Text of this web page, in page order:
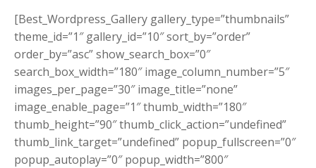
[Best_Wordpress_Gallery gallery_type=”thumbnails”
theme_id=”1″ gallery_id=”10″ sort_by=”order”
order_by=”asc” show_search_box=”0″
search_box_width=”180″ image_column_number=”5″
images_per_page=”30″ image_title=”none”
image_enable_page=”1″ thumb_width=”180″
thumb_height=”90″ thumb_click_action=”undefined”
thumb_link_target=”undefined” popup_fullscreen=”0″
popup_autoplay=”0″ popup_width=”800″